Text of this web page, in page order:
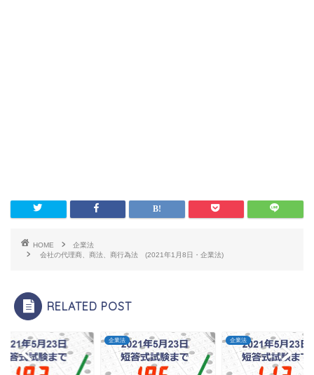
HOME
企業法
会社の代理商、商法、商行為法 (2021年1月8日・企業法)
RELATED POST
企業法 企業法